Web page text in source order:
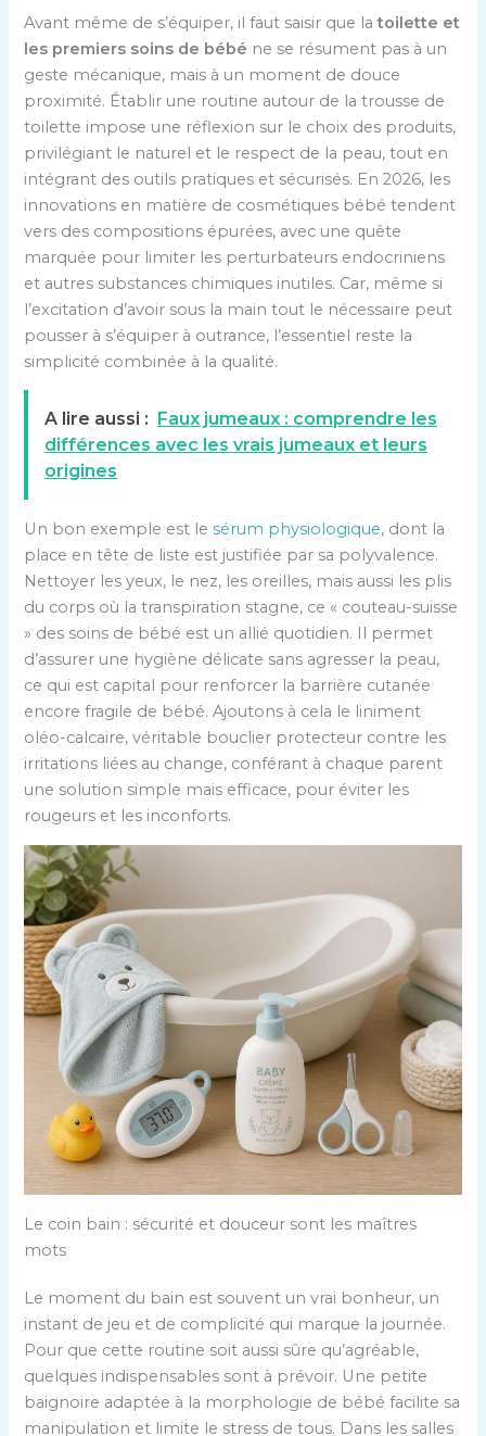
Avant même de s’équiper, il faut saisir que latoilette et
les premiers soins de bébé ne se résument pas à un
geste mécanique, mais à un moment de douce
proximité. Établir une routine autour de la trousse de
toilette impose une réflexion sur le choix des produits,
privilégiant le naturel et le respect de la peau, tout en
intégrant des outils pratiques et sécurisés. En 2026, les
innovations en matière de cosmétiques bébé tendent
vers des compositions épurées, avec une quête
marquée pour limiter les perturbateurs endocriniens
et autres substances chimiques inutiles. Car, même si
l’excitation d’avoir sous la main tout le nécessaire peut
pousser à s’équiper à outrance, l’essentiel reste la
simplicité combinée à la qualité.
A lire aussi : Faux jumeaux : comprendre les
différences avec les vrais jumeaux et leurs
origines
Un bon exemple est lesérum physiologique, dont la
place en tête de liste est justifiée par sa polyvalence.
Nettoyer les yeux, le nez, les oreilles, mais aussi les plis
du corps où la transpiration stagne, ce « couteau-suisse
» des soins de bébé est un allié quotidien. Il permet
d’assurer une hygiène délicate sans agresser la peau,
ce qui est capital pour renforcer la barrière cutanée
encore fragile de bébé. Ajoutons à cela le liniment
oléo-calcaire, véritable bouclier protecteur contre les
irritations liées au change, conférant à chaque parent
une solution simple mais efficace, pour éviter les
rougeurs et les inconforts.
Le coin bain : sécurité et douceur sont les maîtres
mots
Le moment du bain est souvent un vrai bonheur, un
instant de jeu et de complicité qui marque la journée.
Pour que cette routine soit aussi sûre qu’agréable,
quelques indispensables sont à prévoir. Une petite
baignoire adaptée à la morphologie de bébé facilite sa
manipulation et limite le stress de tous. Dans les salles